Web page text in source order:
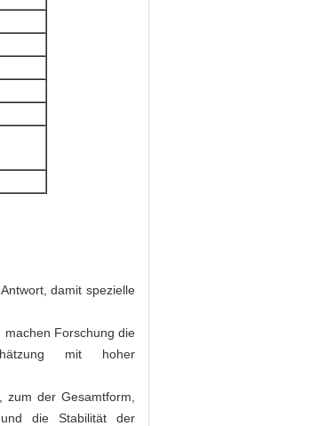
damit spezielle
machen Forschung die
mit hoher
zum der Gesamtform,
die Stabilität der